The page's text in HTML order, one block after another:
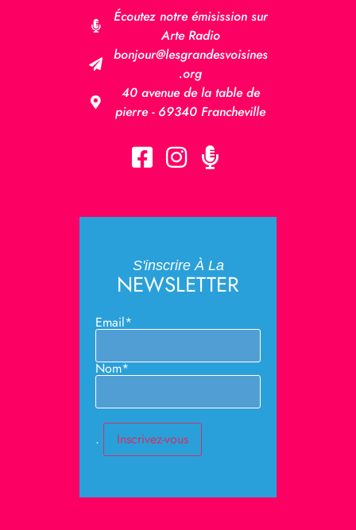
Écoutez notre émisission sur
Arte Radio
bonjour@lesgrandesvoisines
.org
40 avenue de la table de
pierre - 69340 Francheville
S'inscrire À La
NEWSLETTER
Email*
Nom*
.